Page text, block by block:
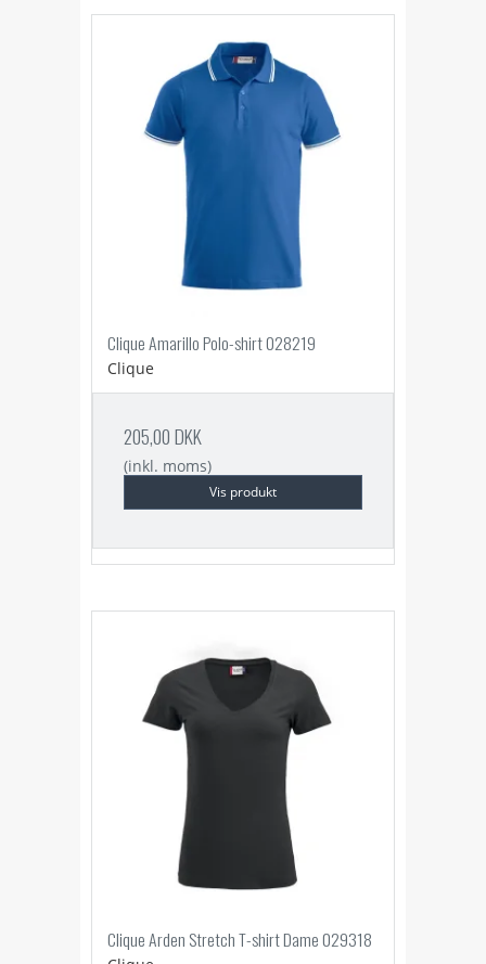
Clique Amarillo Polo-shirt 028219
Clique
205,00 DKK
(inkl. moms)
Vis produkt
Clique Arden Stretch T-shirt Dame 029318